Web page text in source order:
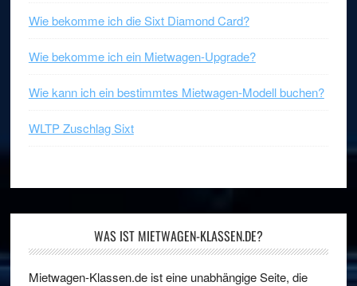
Wie bekomme ich die Sixt Diamond Card?
Wie bekomme ich ein Mietwagen-Upgrade?
Wie kann ich ein bestimmtes Mietwagen-Modell buchen?
WLTP Zuschlag Sixt
WAS IST MIETWAGEN-KLASSEN.DE?
Mietwagen-Klassen.de ist eine unabhängige Seite, die